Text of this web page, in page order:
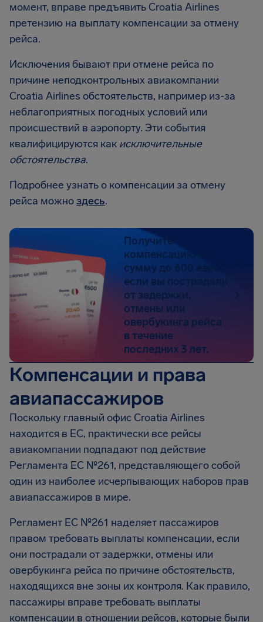
момент, вправе предъявить Croatia Airlines
претензию на выплату компенсации за отмену
рейса.
Исключения бывают при отмене рейса по
причине неподконтрольных авиакомпании
Croatia Airlines обстоятельств, например из-за
неблагоприятных погодных условий или
происшествий в аэропорту. Эти события
квалифицируются как исключительные
обстоятельства.
Подробнее узнать о компенсации за отмену
рейса можноздесь.
Получите
компенсацию на
сумму до 600 евро,
если вы пострадали
от задержки,
отмены или
овербукинга рейса
в течение
последних 3 лет.
Компенсации и права
авиапассажиров
Поскольку главный офис Croatia Airlines
находится в ЕС, практически все рейсы
авиакомпании подпадают под действие
Регламента ЕС №261, представляющего собой
один из наиболее исчерпывающих наборов прав
авиапассажиров в мире.
Регламент EC №261 наделяет пассажиров
правом требовать выплаты компенсации, если
они пострадали от задержки, отмены или
овербукинга рейса по причине обстоятельств,
находящихся вне зоны их контроля. Как правило,
пассажиры вправе требовать выплаты
компенсации в отношении рейсов, которые были